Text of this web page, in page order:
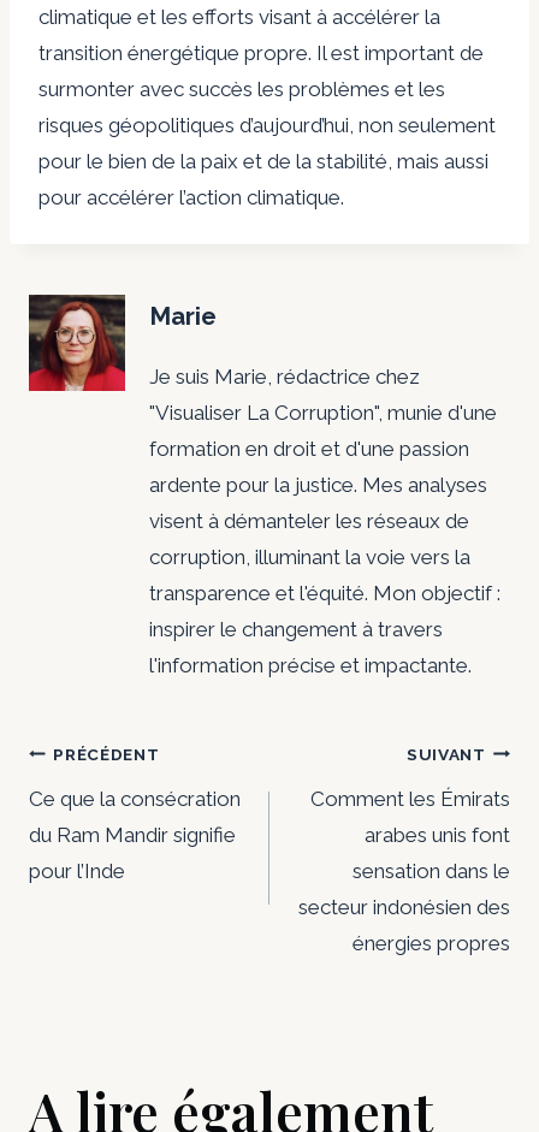
climatique et les efforts visant à accélérer la
transition énergétique propre. Il est important de
surmonter avec succès les problèmes et les
risques géopolitiques d’aujourd’hui, non seulement
pour le bien de la paix et de la stabilité, mais aussi
pour accélérer l’action climatique.
Marie
Je suis Marie, rédactrice chez
"Visualiser La Corruption", munie d'une
formation en droit et d'une passion
ardente pour la justice. Mes analyses
visent à démanteler les réseaux de
corruption, illuminant la voie vers la
transparence et l'équité. Mon objectif :
inspirer le changement à travers
l'information précise et impactante.
Navigation
de
l’article
PRÉCÉDENT
Ce que la consécration
du Ram Mandir signifie
pour l’Inde
SUIVANT
Comment les Émirats
arabes unis font
sensation dans le
secteur indonésien des
énergies propres
A lire également